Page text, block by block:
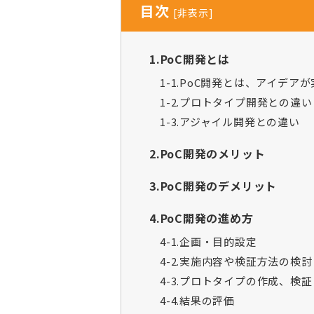
目次 [非表示]
1.PoC開発とは
1-1.PoC開発とは、アイデア
1-2.プロトタイプ開発との違い
1-3.アジャイル開発との違い
2.PoC開発のメリット
3.PoC開発のデメリット
4.PoC開発の進め方
4-1.企画・目的設定
4-2.実施内容や検証方法の検討
4-3.プロトタイプの作成、検証
4-4.結果の評価